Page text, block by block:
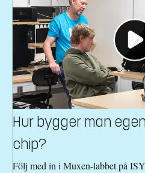
Hur bygger man
chip?
Följ med in i Muxen-labbet på